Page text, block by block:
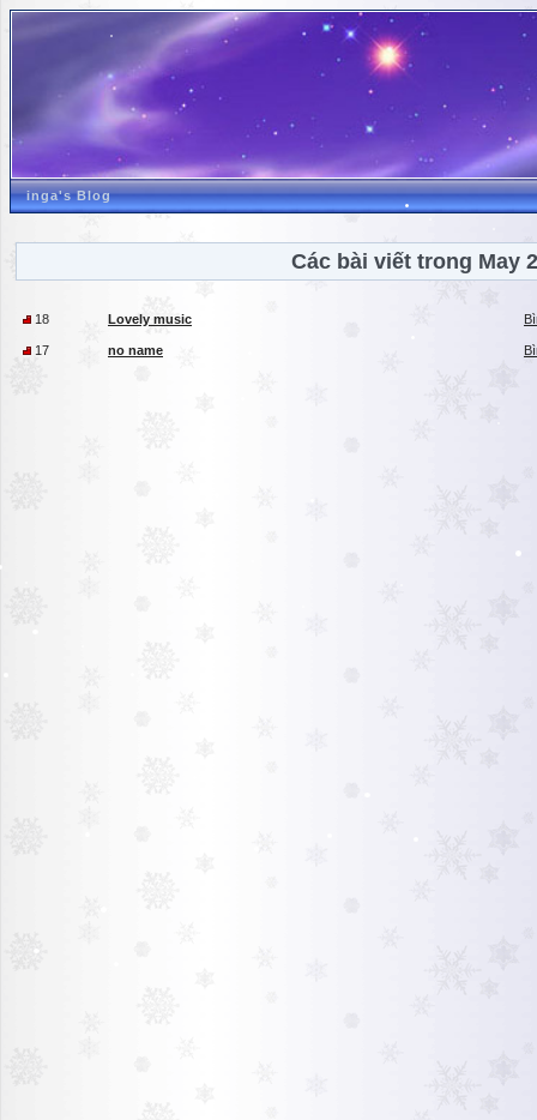
inga's Blog
Các bài viết trong May
18 Lovely music
17 no name